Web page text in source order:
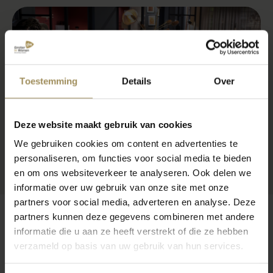
Toestemming Details Over
Deze website maakt gebruik van cookies
We gebruiken cookies om content en advertenties te
personaliseren, om functies voor social media te bieden
en om ons websiteverkeer te analyseren. Ook delen we
informatie over uw gebruik van onze site met onze
partners voor social media, adverteren en analyse. Deze
partners kunnen deze gegevens combineren met andere
informatie die u aan ze heeft verstrekt of die ze hebben
verzameld op basis van uw gebruik van hun services.